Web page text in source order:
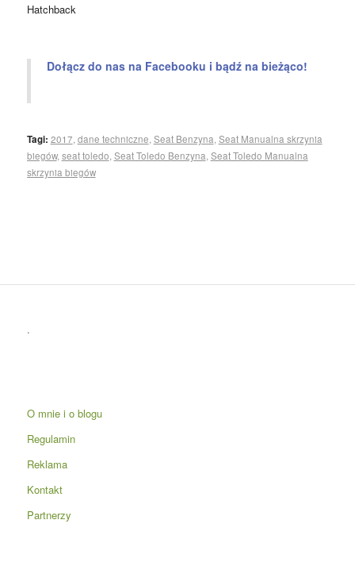
Hatchback
Dołącz do nas na Facebooku i bądź na bieżąco!
Tagi: 2017 dane techniczne Seat Benzyna Seat Manualna skrzynia
biegów, seat toledo Seat Toledo Benzyna Seat Toledo Manualna
skrzynia biegów
.
O mnie i o blogu
Regulamin
Reklama
Kontakt
Partnerzy